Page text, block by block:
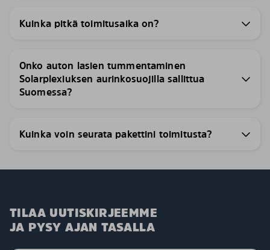
Kuinka pitkä toimitusaika on?
Onko auton lasien tummentaminen
Solarplexiuksen aurinkosuojilla sallittua
Suomessa?
Kuinka voin seurata pakettini toimitusta?
TILAA UUTISKIRJEEMME
JA PYSY AJAN TASALLA